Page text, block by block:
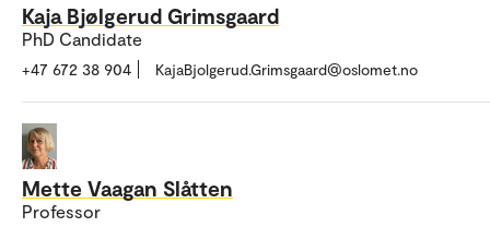
Kaja Bjølgerud Grimsgaard
PhD Candidate
+47 672 38 904 KajaBjolgerud.Grimsgaard@oslomet.no
Mette Vaagan Slåtten
Professor